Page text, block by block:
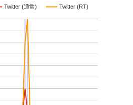
Twitter (通常) Twitter (RT)